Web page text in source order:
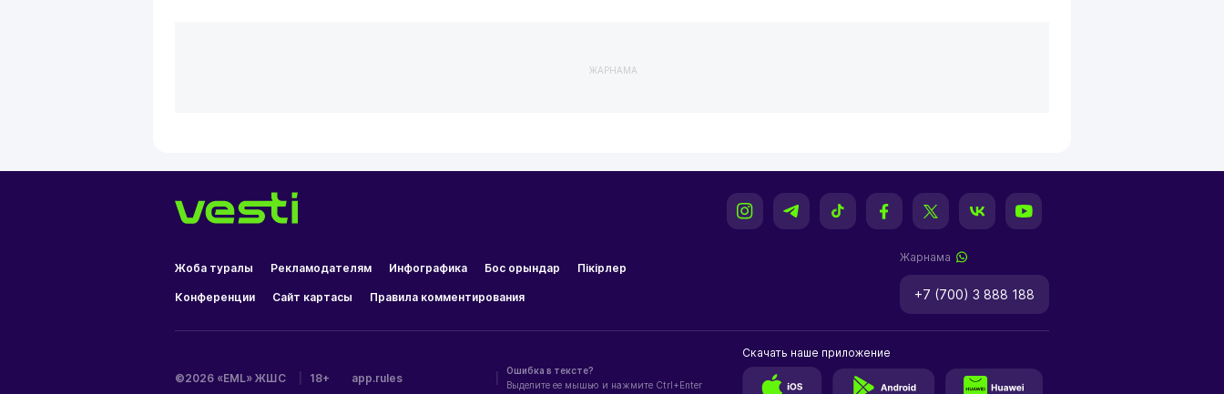
ЖАРНАМА
Жоба туралы Рекламодателям Инфографика Бос орындар Пікірлер
Конференции Сайт картасы Правила комментирования
Жарнама
+7 (700) 3 888 188
©2026 «EML» ЖШС 18+ app.rules
Ошибка в тексте?
Выделите ее мышью и нажмите Ctrl+Enter
Скачать наше приложение